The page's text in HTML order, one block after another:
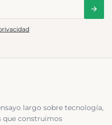
largo sobre tecnología,
que construimos